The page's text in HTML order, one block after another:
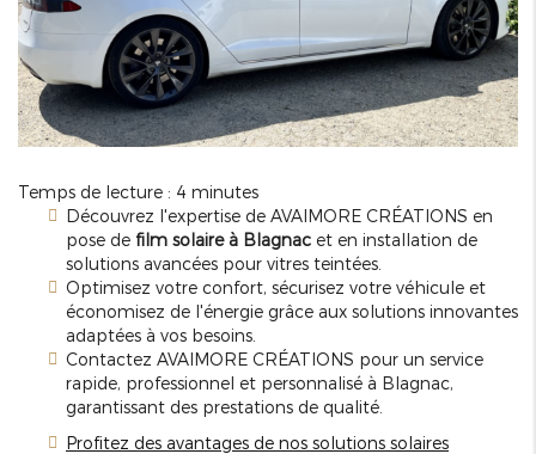
Temps de lecture : 4 minutes
Découvrez l'expertise de AVAIMORE CRÉATIONS en
pose de film solaire à Blagnac et en installation de
solutions avancées pour vitres teintées.
Optimisez votre confort, sécurisez votre véhicule et
économisez de l'énergie grâce aux solutions innovantes
adaptées à vos besoins.
Contactez AVAIMORE CRÉATIONS pour un service
rapide, professionnel et personnalisé à Blagnac,
garantissant des prestations de qualité.
Profitez des avantages de nos solutions solaires